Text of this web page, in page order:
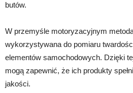
butów.
W przemyśle motoryzacyjnym
wykorzystywana do pomiaru
elementów samochodowych. Dzięki
mogą zapewnić, że ich produkty
jakości.